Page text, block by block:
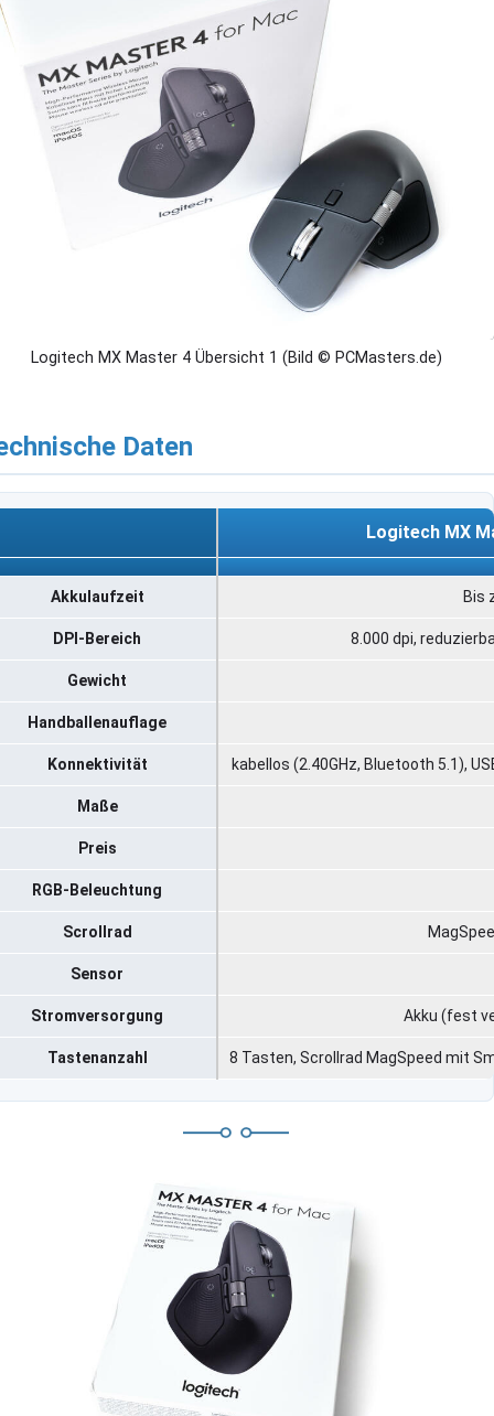
Logitech MX Master 4 Übersicht 1 (Bild © PCMasters.de)
Daten
Logitech MX
Logitech MX
Akkulaufzeit Bis
DPI-Bereich 8.000 dpi,
Gewicht
Handballenauflage
Konnektivität kabellos (2.40GHz, Bluetooth 5.1),
Maße
Preis
RGB-Beleuchtung
Scrollrad
Sensor
Stromversorgung Akku (fest
Tastenanzahl 8 Tasten, Scrollrad MagSpeed mit